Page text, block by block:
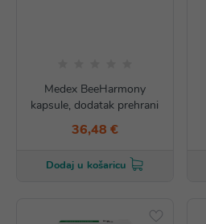
Medex BeeHarmony
kapsule, dodatak prehrani
36,48 €
Dodaj u košaricu